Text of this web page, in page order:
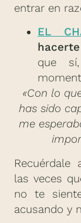
entrar en
EL
que
«Con lo
has sido
me
Recuérdale
las veces
no te
acusando y